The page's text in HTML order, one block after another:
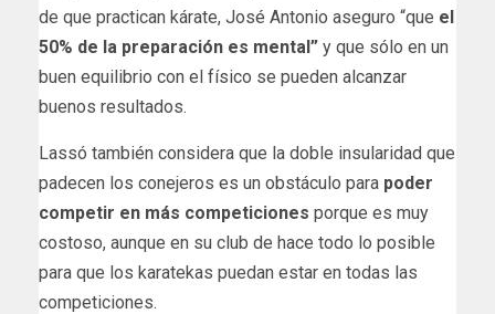
de que practican kárate, José Antonio aseguro “que el
50% de la preparación es mental” y que sólo en un
buen equilibrio con el físico se pueden alcanzar
buenos resultados.
Lassó también considera que la doble insularidad que
padecen los conejeros es un obstáculo para poder
competir en más competiciones porque es muy
costoso, aunque en su club de hace todo lo posible
para que los karatekas puedan estar en todas las
competiciones.